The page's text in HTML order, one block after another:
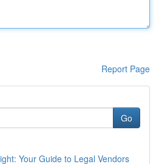
Report Page
Go
Your Guide to Legal Vendors